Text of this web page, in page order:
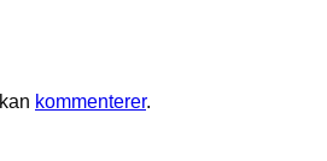
kommenterer.